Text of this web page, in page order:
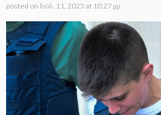
posted on Ιούλ. 11, 2025 at 10:27 μμ